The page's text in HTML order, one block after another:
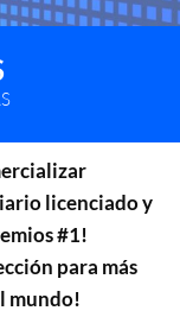
licenciado y
#1!
para más
mundo!